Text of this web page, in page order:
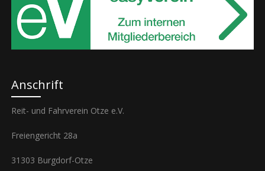
Anschrift
Reit- und Fahrverein Otze e.V.
Freiengericht 28a
31303 Burgdorf-Otze